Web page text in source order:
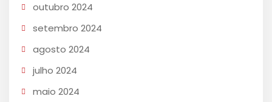
outubro 2024
setembro 2024
agosto 2024
julho 2024
maio 2024